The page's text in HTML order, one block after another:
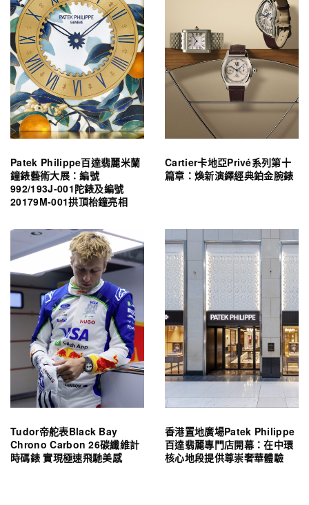
Patek Philippe百達翡麗米蘭
鐘錶藝術大展：編號
992/193J-001陀錶及編號
20179M-001拱頂枱鐘亮相
Cartier卡地亞Privé系列第十
篇章：煥新演繹經典鉑金腕錶
Tudor帝舵表Black Bay
Chrono Carbon 26碳纖維計
時碼錶 實現極速飛馳美感
香港置地廣場Patek Philippe
百達翡麗專門店開幕：在中環
核心地段提供尊崇奢華體驗